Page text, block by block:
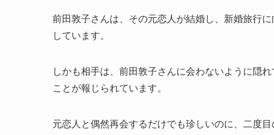
前田敦子さんは、その元恋人が結婚し、新婚旅行
しています。
しかも相手は、前田敦子さんに会わないように隠
ことが報じられています。
元恋人と偶然再会するだけでも珍しいのに、二度